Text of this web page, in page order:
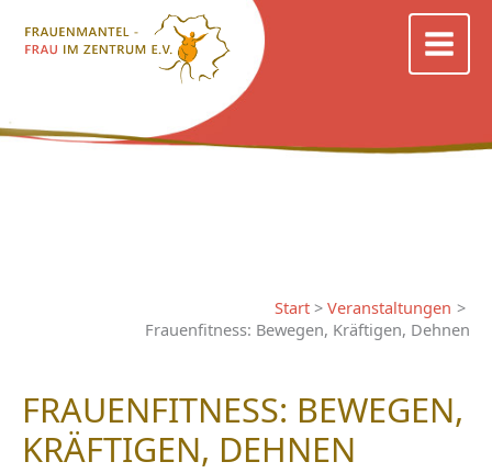
Inhalt
Start
Veranstaltungen
Frauenfitness: Bewegen, Kräftigen, Dehnen
FRAUENFITNESS: BEWEGEN,
KRÄFTIGEN, DEHNEN